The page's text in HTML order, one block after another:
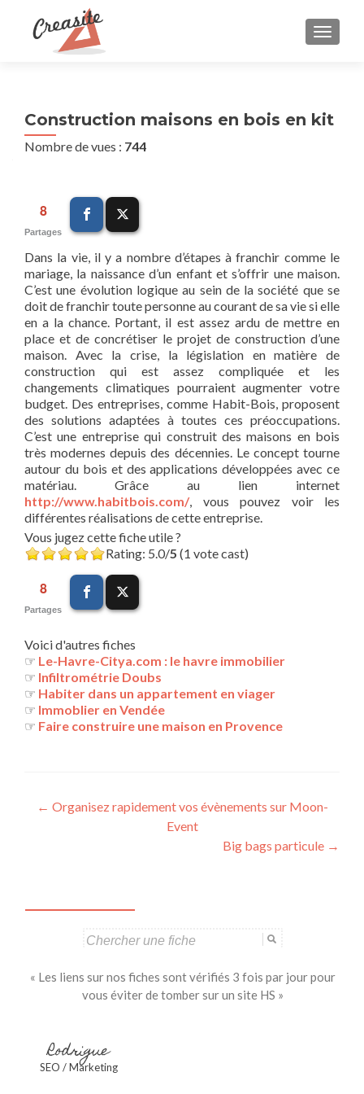
Construction maisons en bois en kit
Nombre de vues : 744
8
Partages
Dans la vie, il y a nombre d’étapes à franchir comme le
mariage, la naissance d’un enfant et s’offrir une maison.
C’est une évolution logique au sein de la société que se
doit de franchir toute personne au courant de sa vie si elle
en a la chance. Portant, il est assez ardu de mettre en
place et de concrétiser le projet de construction d’une
maison. Avec la crise, la législation en matière de
construction qui est assez compliquée et les
changements climatiques pourraient augmenter votre
budget. Des entreprises, comme Habit-Bois, proposent
des solutions adaptées à toutes ces préoccupations.
C’est une entreprise qui construit des maisons en bois
très modernes depuis des décennies. Le concept tourne
autour du bois et des applications développées avec ce
matériau. Grâce au lien internet
http://www.habitbois.com/, vous pouvez voir les
différentes réalisations de cette entreprise.
Vous jugez cette fiche utile ?
Rating: 5.0/5 (1 vote cast)
8
Partages
Voici d'autres fiches
☞ Le-Havre-Citya.com : le havre immobilier
☞ Infiltrométrie Doubs
☞ Habiter dans un appartement en viager
☞ Immoblier en Vendée
☞ Faire construire une maison en Provence
Navigation
← Organisez rapidement vos évènements sur Moon-
Event
Big bags particule →
« Les liens sur nos fiches sont vérifiés 3 fois par jour pour
vous éviter de tomber sur un site HS »
Rodrigue
SEO / Marketing